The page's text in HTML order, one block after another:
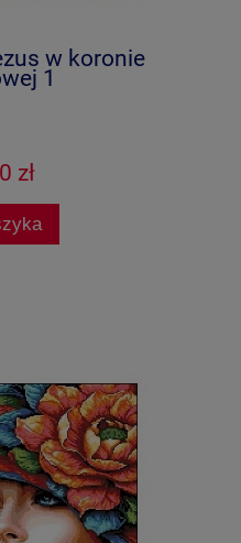
w koronie
1
zł